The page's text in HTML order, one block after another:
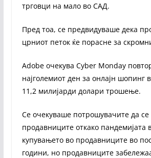
трговци на мало во САД.
Пред тоа, се предвидуваше дека
црниот петок ќе порасне за
Adobe очекува Cyber ​​Monday
најголемиот ден за онлајн шопинг
11,2 милијарди долари трошење.
Се очекуваше потрошувачите да се
продавниците откако пандемијата
купувањето во продавниците во
години, но продавниците